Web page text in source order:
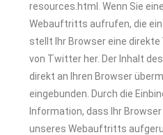
resources.html. Wenn Sie
Webauftritts aufrufen, die
stellt Ihr Browsereine direkte
von Twitter her. Der Inhalt
direkt an Ihren Browser
eingebunden. Durch die
Information, dass Ihr
unseres Webauftritts